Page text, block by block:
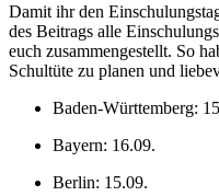
Damit ihr den
des Beitrags alle
euch zusammengestellt. So
Schultüte zu planen und
Baden-Württemberg:
Bayern: 16.09.
Berlin: 15.09.